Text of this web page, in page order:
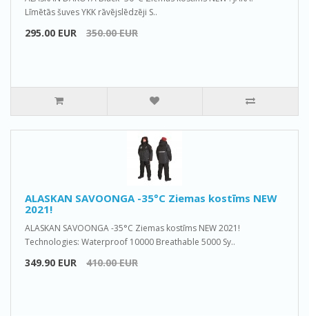
Līmētās šuves YKK rāvējslēdzēji S..
295.00 EUR 350.00 EUR
ALASKAN SAVOONGA -35°C Ziemas kostīms NEW
2021!
ALASKAN SAVOONGA -35°C Ziemas kostīms NEW 2021!
Technologies: Waterproof 10000 Breathable 5000 Sy..
349.90 EUR 410.00 EUR